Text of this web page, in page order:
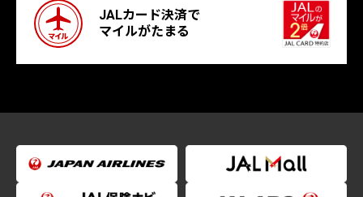
JALカード決済で
マイルがたまる